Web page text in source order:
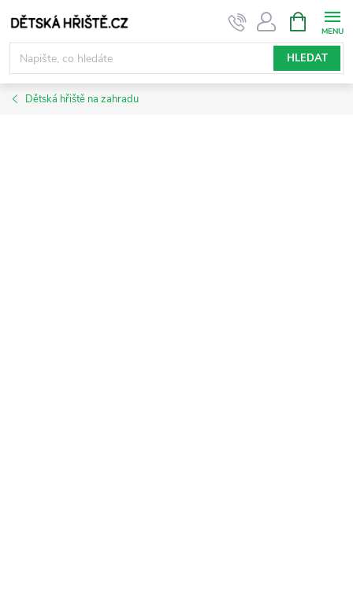
na
obsah
HLEDAT
NÁKUPNÍ
KOŠÍK
Dětská hřiště na zahradu